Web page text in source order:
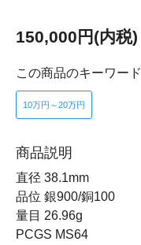
150,000円(内税)
この商品のキーワード
10万円～20万円
商品説明
直径 38.1mm
品位 銀900/銅100
量目 26.96g
PCGS MS64